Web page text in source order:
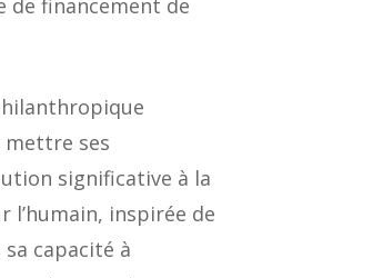
de financement de
mettre ses
significative à la
l’humain, inspirée de
capacité à